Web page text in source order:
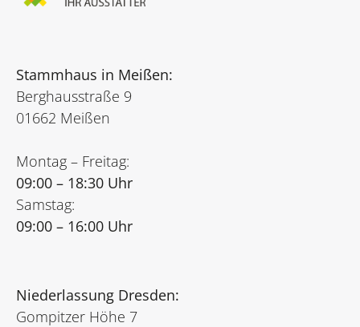
Stammhaus in Meißen:
Berghausstraße 9
01662 Meißen
Montag – Freitag:
09:00 – 18:30 Uhr
Samstag:
09:00 – 16:00 Uhr
Niederlassung Dresden:
Gompitzer Höhe 7